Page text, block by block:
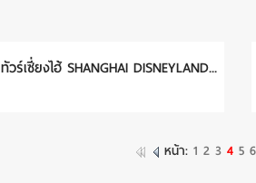
ทัวร์เซี่ยงไฮ้ SHANGHAI DISNEYLAND...
หน้า: 1 2 3 4 5 6